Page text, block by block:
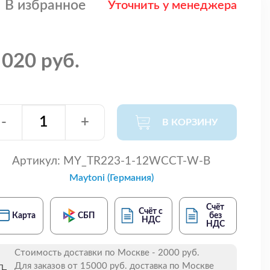
В избранное Уточнить у менеджера
руб.
- + В КОРЗИНУ
Артикул: MY_TR223-1-12WCCT-W-B
Maytoni (Германия)
Карта СБП
Счёт с
НДС
Счёт
без
НДС
Стоимость доставки по Москве - 2000 руб.
Для заказов от 15000 руб. доставка по Москве